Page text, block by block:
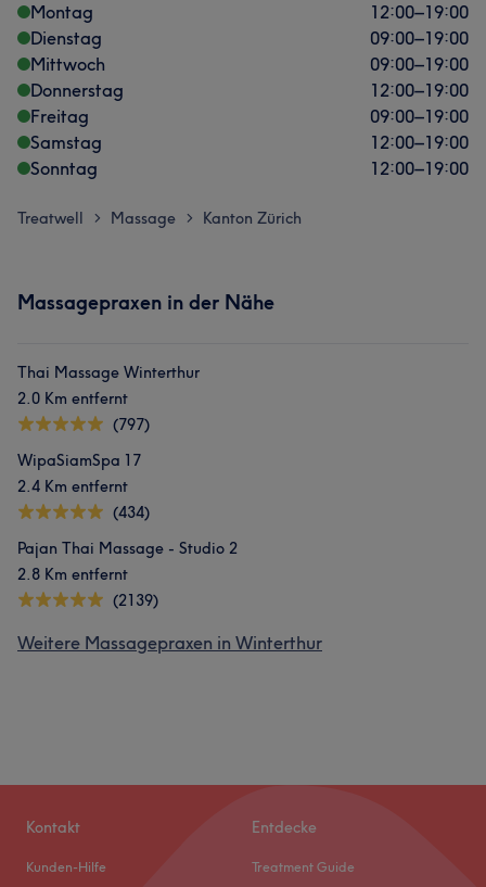
Montag
12:00–19:00
Dienstag
09:00–19:00
Mittwoch
09:00–19:00
Donnerstag
12:00–19:00
Freitag
09:00–19:00
Samstag
12:00–19:00
Sonntag
12:00–19:00
Treatwell > Massage > Kanton Zürich
Massagepraxen in der Nähe
Thai Massage Winterthur
2.0 Km entfernt
(797)
WipaSiamSpa 17
2.4 Km entfernt
(434)
Pajan Thai Massage - Studio 2
2.8 Km entfernt
(2139)
Weitere Massagepraxen in Winterthur
Kontakt
Kunden-Hilfe
Entdecke
Treatment Guide